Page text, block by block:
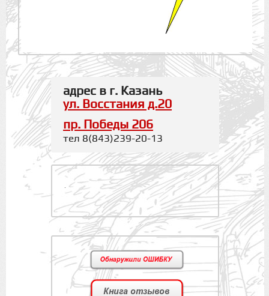
адрес в г. Казань
ул. Восстания д.20
пр. Победы 206
тел 8(843)239-20-13
.